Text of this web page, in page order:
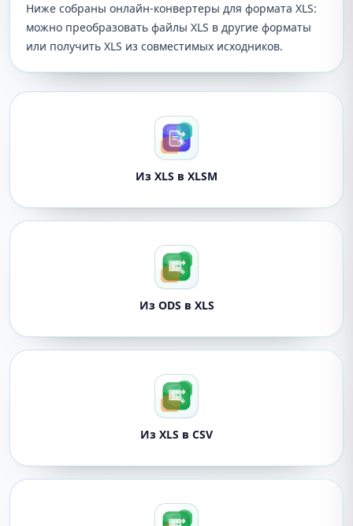
Ниже собраны онлайн-конвертеры для формата XLS:
можно преобразовать файлы XLS в другие форматы
или получить XLS из совместимых исходников.
Из XLS в XLSM
Из ODS в XLS
Из XLS в CSV